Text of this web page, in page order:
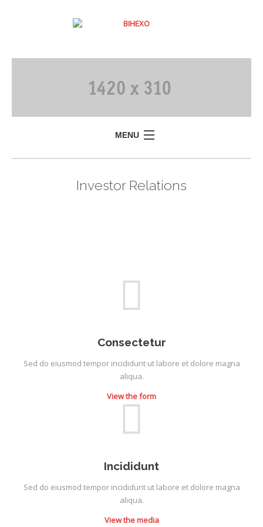
MENU
Investor Relations
Consectetur
Sed do eiusmod tempor incididunt ut labore et dolore magna
aliqua.
View the form
Incididunt
Sed do eiusmod tempor incididunt ut labore et dolore magna
aliqua.
View the media